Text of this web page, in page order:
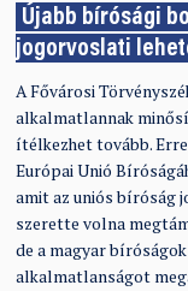
Újabb bírósági
jogorvoslati
A Fővárosi
alkalmatlannak
ítélkezhet tovább.
Európai Unió
amit az uniós bíróság
szerette volna
de a magyar
alkalmatlanságot